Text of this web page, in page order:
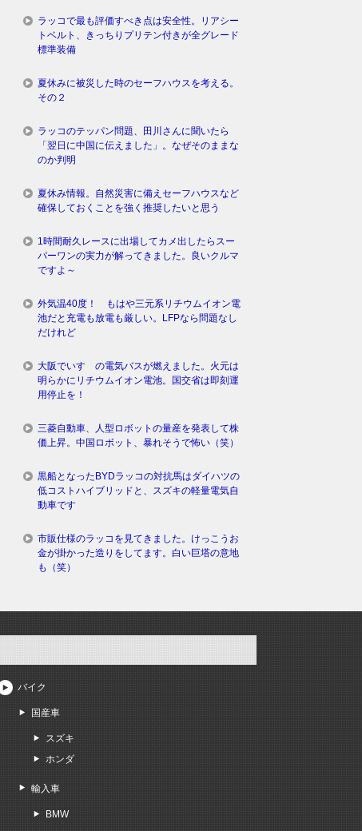
ラッコで最も評価すべき点は安全性。リアシー
トベルト、きっちりプリテン付きが全グレード
標準装備
夏休みに被災した時のセーフハウスを考える。
その２
ラッコのテッパン問題、田川さんに聞いたら
「翌日に中国に伝えました」。なぜそのままな
のか判明
夏休み情報。自然災害に備えセーフハウスなど
確保しておくことを強く推奨したいと思う
1時間耐久レースに出場してカメ出したらスー
パーワンの実力が解ってきました。良いクルマ
ですよ～
外気温40度！ もはや三元系リチウムイオン電
池だと充電も放電も厳しい。LFPなら問題なし
だけれど
大阪でいすゞの電気バスが燃えました。火元は
明らかにリチウムイオン電池。国交省は即刻運
用停止を！
三菱自動車、人型ロボットの量産を発表して株
価上昇。中国ロボット、暴れそうで怖い（笑）
黒船となったBYDラッコの対抗馬はダイハツの
低コストハイブリッドと、スズキの軽量電気自
動車です
市販仕様のラッコを見てきました。けっこうお
金が掛かった造りをしてます。白い巨塔の意地
も（笑）
バイク
国産車
スズキ
ホンダ
輸入車
BMW